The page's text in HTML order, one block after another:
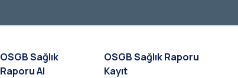
OSGB Sağlık
Raporu Al
OSGB Sağlık Raporu
Kayıt